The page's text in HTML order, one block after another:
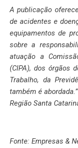
A publicação
de acidentes e
equipamentos de
sobre a
atuação a
(CIPA), dos órgãos
Trabalho, da
também é
Região Santa
Fonte: Empresas &